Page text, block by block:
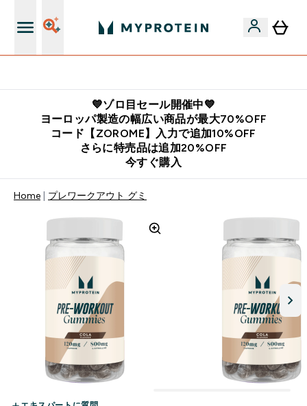
💙ゾロ目セール開催中💙
ヨーロッパ製造の幅広い商品が最大70%OFF
コード【ZOROME】入力で追加10%OFF
さらに特売品は追加20%OFF
今すぐ購入
Home プレワークアウト グミ